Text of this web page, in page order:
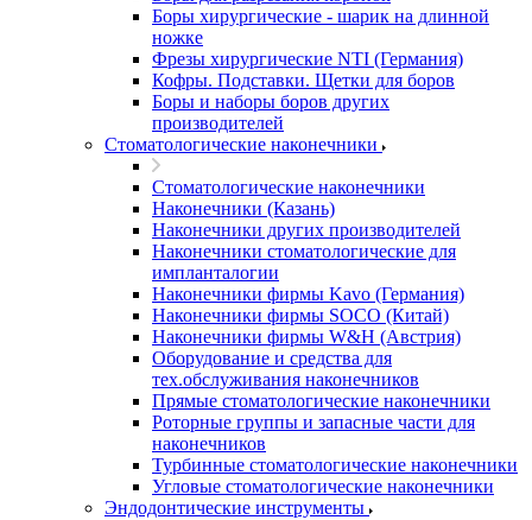
Боры хирургические - шарик на длинной
ножке
Фрезы хирургические NTI (Германия)
Кофры. Подставки. Щетки для боров
Боры и наборы боров других
производителей
Стоматологические наконечники
Стоматологические наконечники
Наконечники (Казань)
Наконечники других производителей
Наконечники стоматологические для
импланталогии
Наконечники фирмы Kavo (Германия)
Наконечники фирмы SOCO (Китай)
Наконечники фирмы W&H (Австрия)
Оборудование и средства для
тех.обслуживания наконечников
Прямые стоматологические наконечники
Роторные группы и запасные части для
наконечников
Турбинные стоматологические наконечники
Угловые стоматологические наконечники
Эндодонтические инструменты